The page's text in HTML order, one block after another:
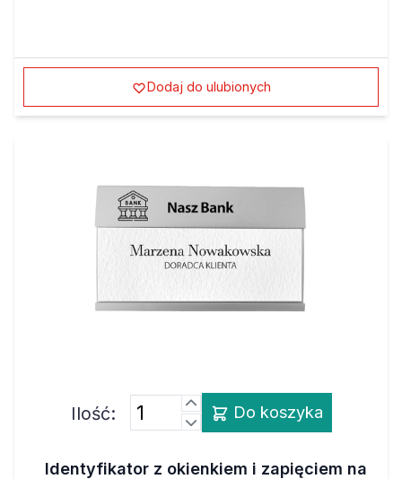
Dodaj do ulubionych
Ilość: Do koszyka
Identyfikator z okienkiem i zapięciem na